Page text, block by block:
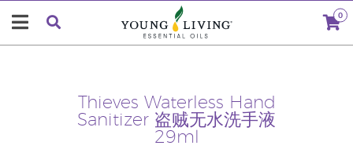
0
Thieves Waterless Hand
Sanitizer 盗贼无水洗手液
29ml